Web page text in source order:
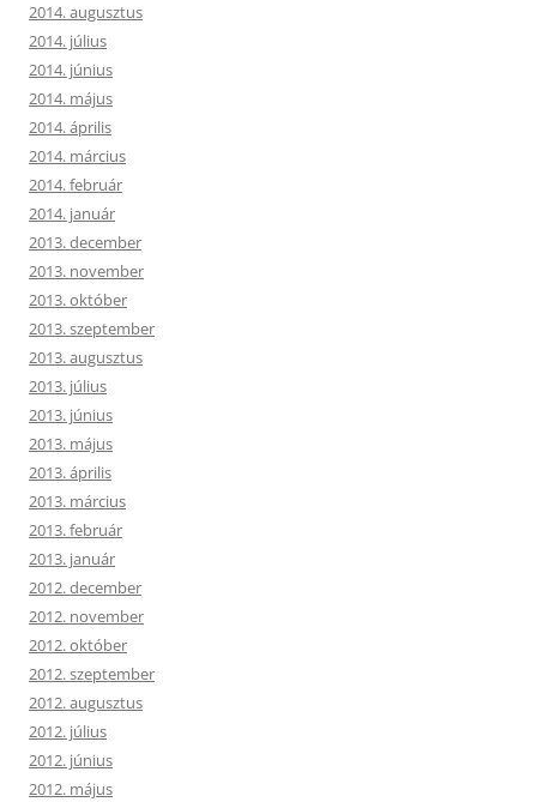
2014. augusztus
2014. július
2014. június
2014. május
2014. április
2014. március
2014. február
2014. január
2013. december
2013. november
2013. október
2013. szeptember
2013. augusztus
2013. július
2013. június
2013. május
2013. április
2013. március
2013. február
2013. január
2012. december
2012. november
2012. október
2012. szeptember
2012. augusztus
2012. július
2012. június
2012. május